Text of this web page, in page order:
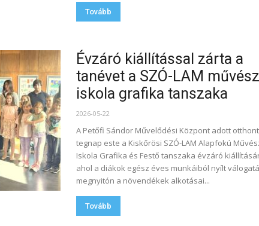
Tovább
Évzáró kiállítással zárta a
tanévet a SZÓ-LAM
iskola grafika tanszaka
2026-05-22
A Petőfi Sándor Művelődési Központ adott otthont
tegnap este a Kiskőrösi SZÓ-LAM Alapfokú
Iskola Grafika és Festő tanszaka évzáró
ahol a diákok egész éves munkáiból nyílt
megnyitón a növendékek alkotásai...
Tovább